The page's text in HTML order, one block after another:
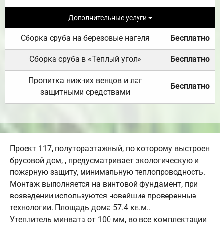
Дополнительные услуги
Сборка сруба на березовые нагеля Бесплатно
Сборка сруба в «Теплый угол» Бесплатно
Пропитка нижних венцов и лаг
защитными средствами
Бесплатно
Проект 117, полутораэтажный, по которому выстроен
брусовой дом, , предусматривает экологическую и
пожарную защиту, минимальную теплопроводность.
Монтаж выполняется на винтовой фундамент, при
возведении используются новейшие проверенные
технологии. Площадь дома 57.4 кв.м..
Утеплитель минвата от 100 мм, во все комплектации